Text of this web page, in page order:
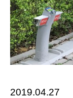
2019.04.27